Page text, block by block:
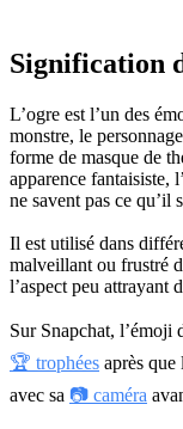
Signification
L’ogre est l’un des
monstre, le
forme de masque de
apparence fantaisiste,
ne savent pas ce qu’il
Il est utilisé dans
malveillant ou frustré
l’aspect peu attrayant
Sur Snapchat, l’émoji
🏆 trophées après que
avec sa 📷 caméra